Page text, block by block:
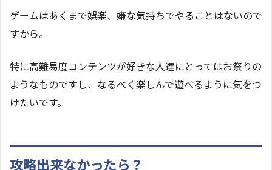
ゲームはあくまで娯楽、嫌な気持ちでやることはないので
すから。
特に高難易度コンテンツが好きな人達にとってはお祭りの
ようなものですし、なるべく楽しんで遊べるように気をつ
けたいです。
攻略出来なかったら？